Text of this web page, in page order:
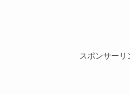
スポンサーリ